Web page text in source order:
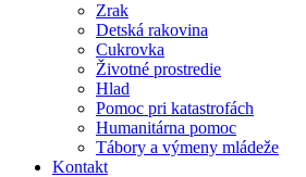
Zrak
Detská rakovina
Cukrovka
Životné prostredie
Hlad
Pomoc pri katastrofách
Humanitárna pomoc
Tábory a výmeny mládeže
Kontakt